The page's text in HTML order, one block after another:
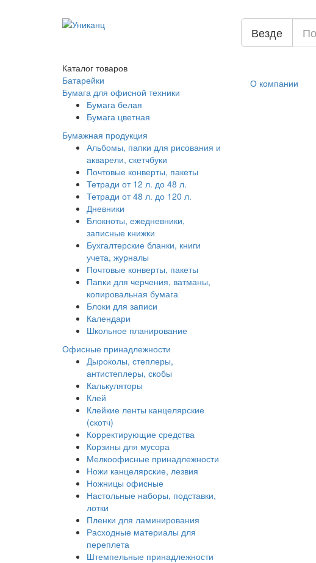
Везде
Каталог товаров
Батарейки
Бумага для офисной техники
Бумага белая
Бумага цветная
Бумажная продукция
Альбомы, папки для рисования и
акварели, скетчбуки
Почтовые конверты, пакеты
Тетради от 12 л. до 48 л.
Тетради от 48 л. до 120 л.
Дневники
Блокноты, ежедневники,
записные книжки
Бухгалтерские бланки, книги
учета, журналы
Почтовые конверты, пакеты
Папки для черчения, ватманы,
копировальная бумага
Блоки для записи
Календари
Школьное планирование
Офисные принадлежности
Дыроколы, степлеры,
антистеплеры, скобы
Калькуляторы
Клей
Клейкие ленты канцелярские
(скотч)
Корректирующие средства
Корзины для мусора
Мелкоофисные принадлежности
Ножи канцелярские, лезвия
Ножницы офисные
Настольные наборы, подставки,
лотки
Пленки для ламинирования
Расходные материалы для
переплета
Штемпельные принадлежности
О компании